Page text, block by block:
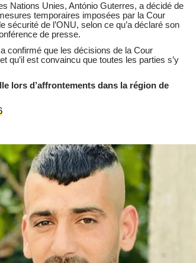
Nations Unies, António Guterres, a décidé de
temporaires imposées par la Cour
sécurité de l’ONU, selon ce qu’a déclaré son
de presse.
confirmé que les décisions de la Cour
qu’il est convaincu que toutes les parties s’y
lors d’affrontements dans la région de